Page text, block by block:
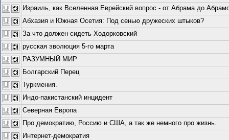
Израиль, как Вселенная.Еврейский вопрос - от Абрама до
Абхазия и Южная Осетия: Под сенью дружеских штыков?
За что должен сидеть Ходорковский
русская эволюция 5-го марта
РАЗУМНЫЙ МИР
Болгарский Перец
Туркмения.
Индо-пакистанский инцидент
Северная Европа
Про демократию, Россию и США, а так же немного про жизнь.
Интернет-демократия